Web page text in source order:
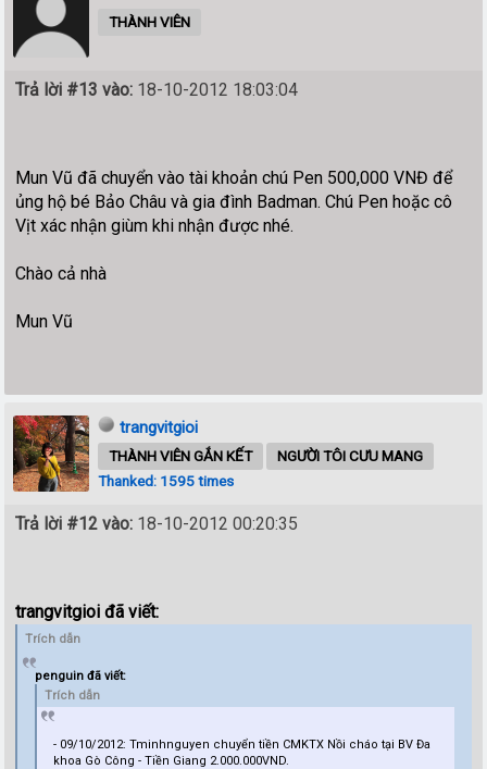
THÀNH VIÊN
Trả lời #13 vào: 18-10-2012 18:03:04
Mun Vũ đã chuyển vào tài khoản chú Pen 500,000 VNĐ để
ủng hộ bé Bảo Châu và gia đình Badman. Chú Pen hoặc cô
Vịt xác nhận giùm khi nhận được nhé.
Chào cả nhà
Mun Vũ
trangvitgioi
THÀNH VIÊN GẮN KẾT
NGƯỜI TÔI CƯU MANG
Thanked: 1595 times
Trả lời #12 vào: 18-10-2012 00:20:35
trangvitgioi đã viết:
Trích dẫn
penguin đã viết:
Trích dẫn
- 09/10/2012: Tminhnguyen chuyển tiền CMKTX Nồi cháo tại BV Đa
khoa Gò Công - Tiền Giang 2.000.000VND.